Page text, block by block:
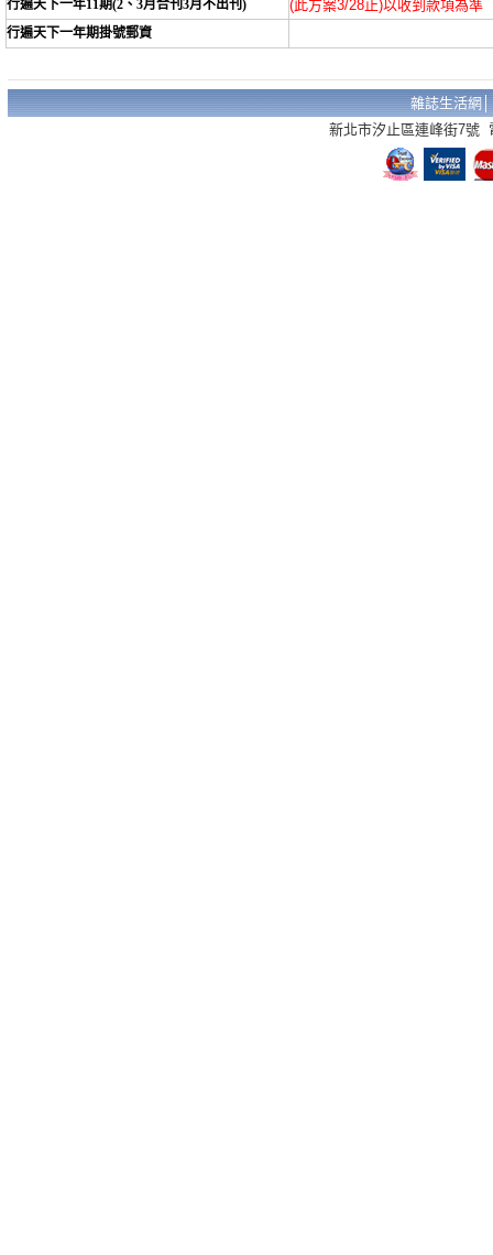
行遍天下一年11期(2、3月合刊3月不出刊) (此方案3/28止)以收到款項為準
行遍天下一年期掛號郵資
雜誌生活網
新北市汐止區連峰街7號